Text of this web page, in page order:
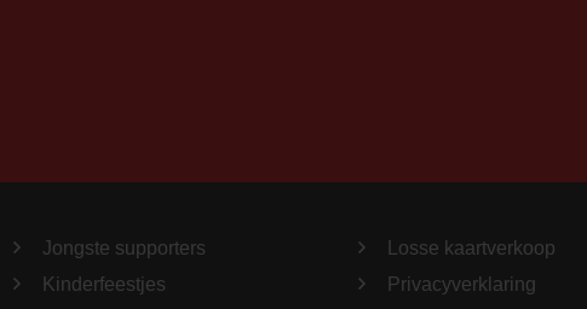
Jongste supporters
Kinderfeestjes
Losse kaartverkoop
Privacyverklaring